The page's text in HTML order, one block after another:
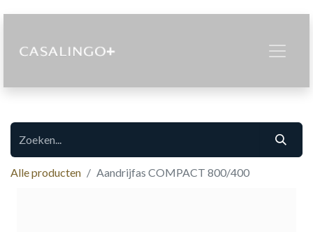
Alle producten Aandrijfas COMPACT 800/400